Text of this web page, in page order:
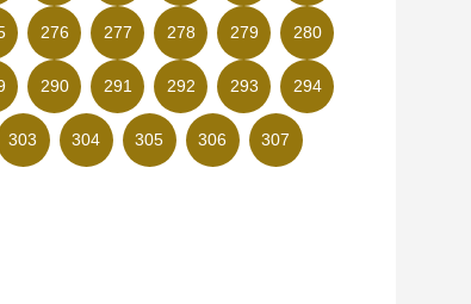
276 277 278 279 280
290 291 292 293 294
303 304 305 306 307